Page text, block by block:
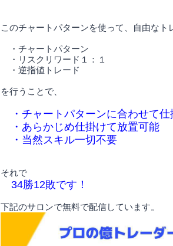
このチャートパターンを使って、自由なト
・チャートパターン
・リスクリワード１：１
・逆指値トレード
を行うことで、
・チャートパターンに合わせて仕
・あらかじめ仕掛けて放置可能
・当然スキル一切不要
それで
34勝12敗です！
下記のサロンで無料で配信しています。